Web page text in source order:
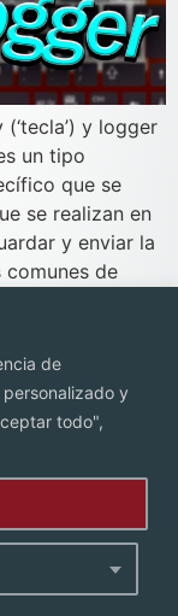
de
y
todo",
y logger
un tipo
que se
se realizan en
y enviar la
de